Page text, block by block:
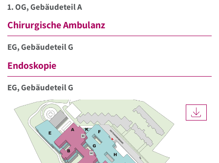
1. OG, Gebäudeteil A
Chirurgische Ambulanz
EG, Gebäudeteil G
Endoskopie
EG, Gebäudeteil G